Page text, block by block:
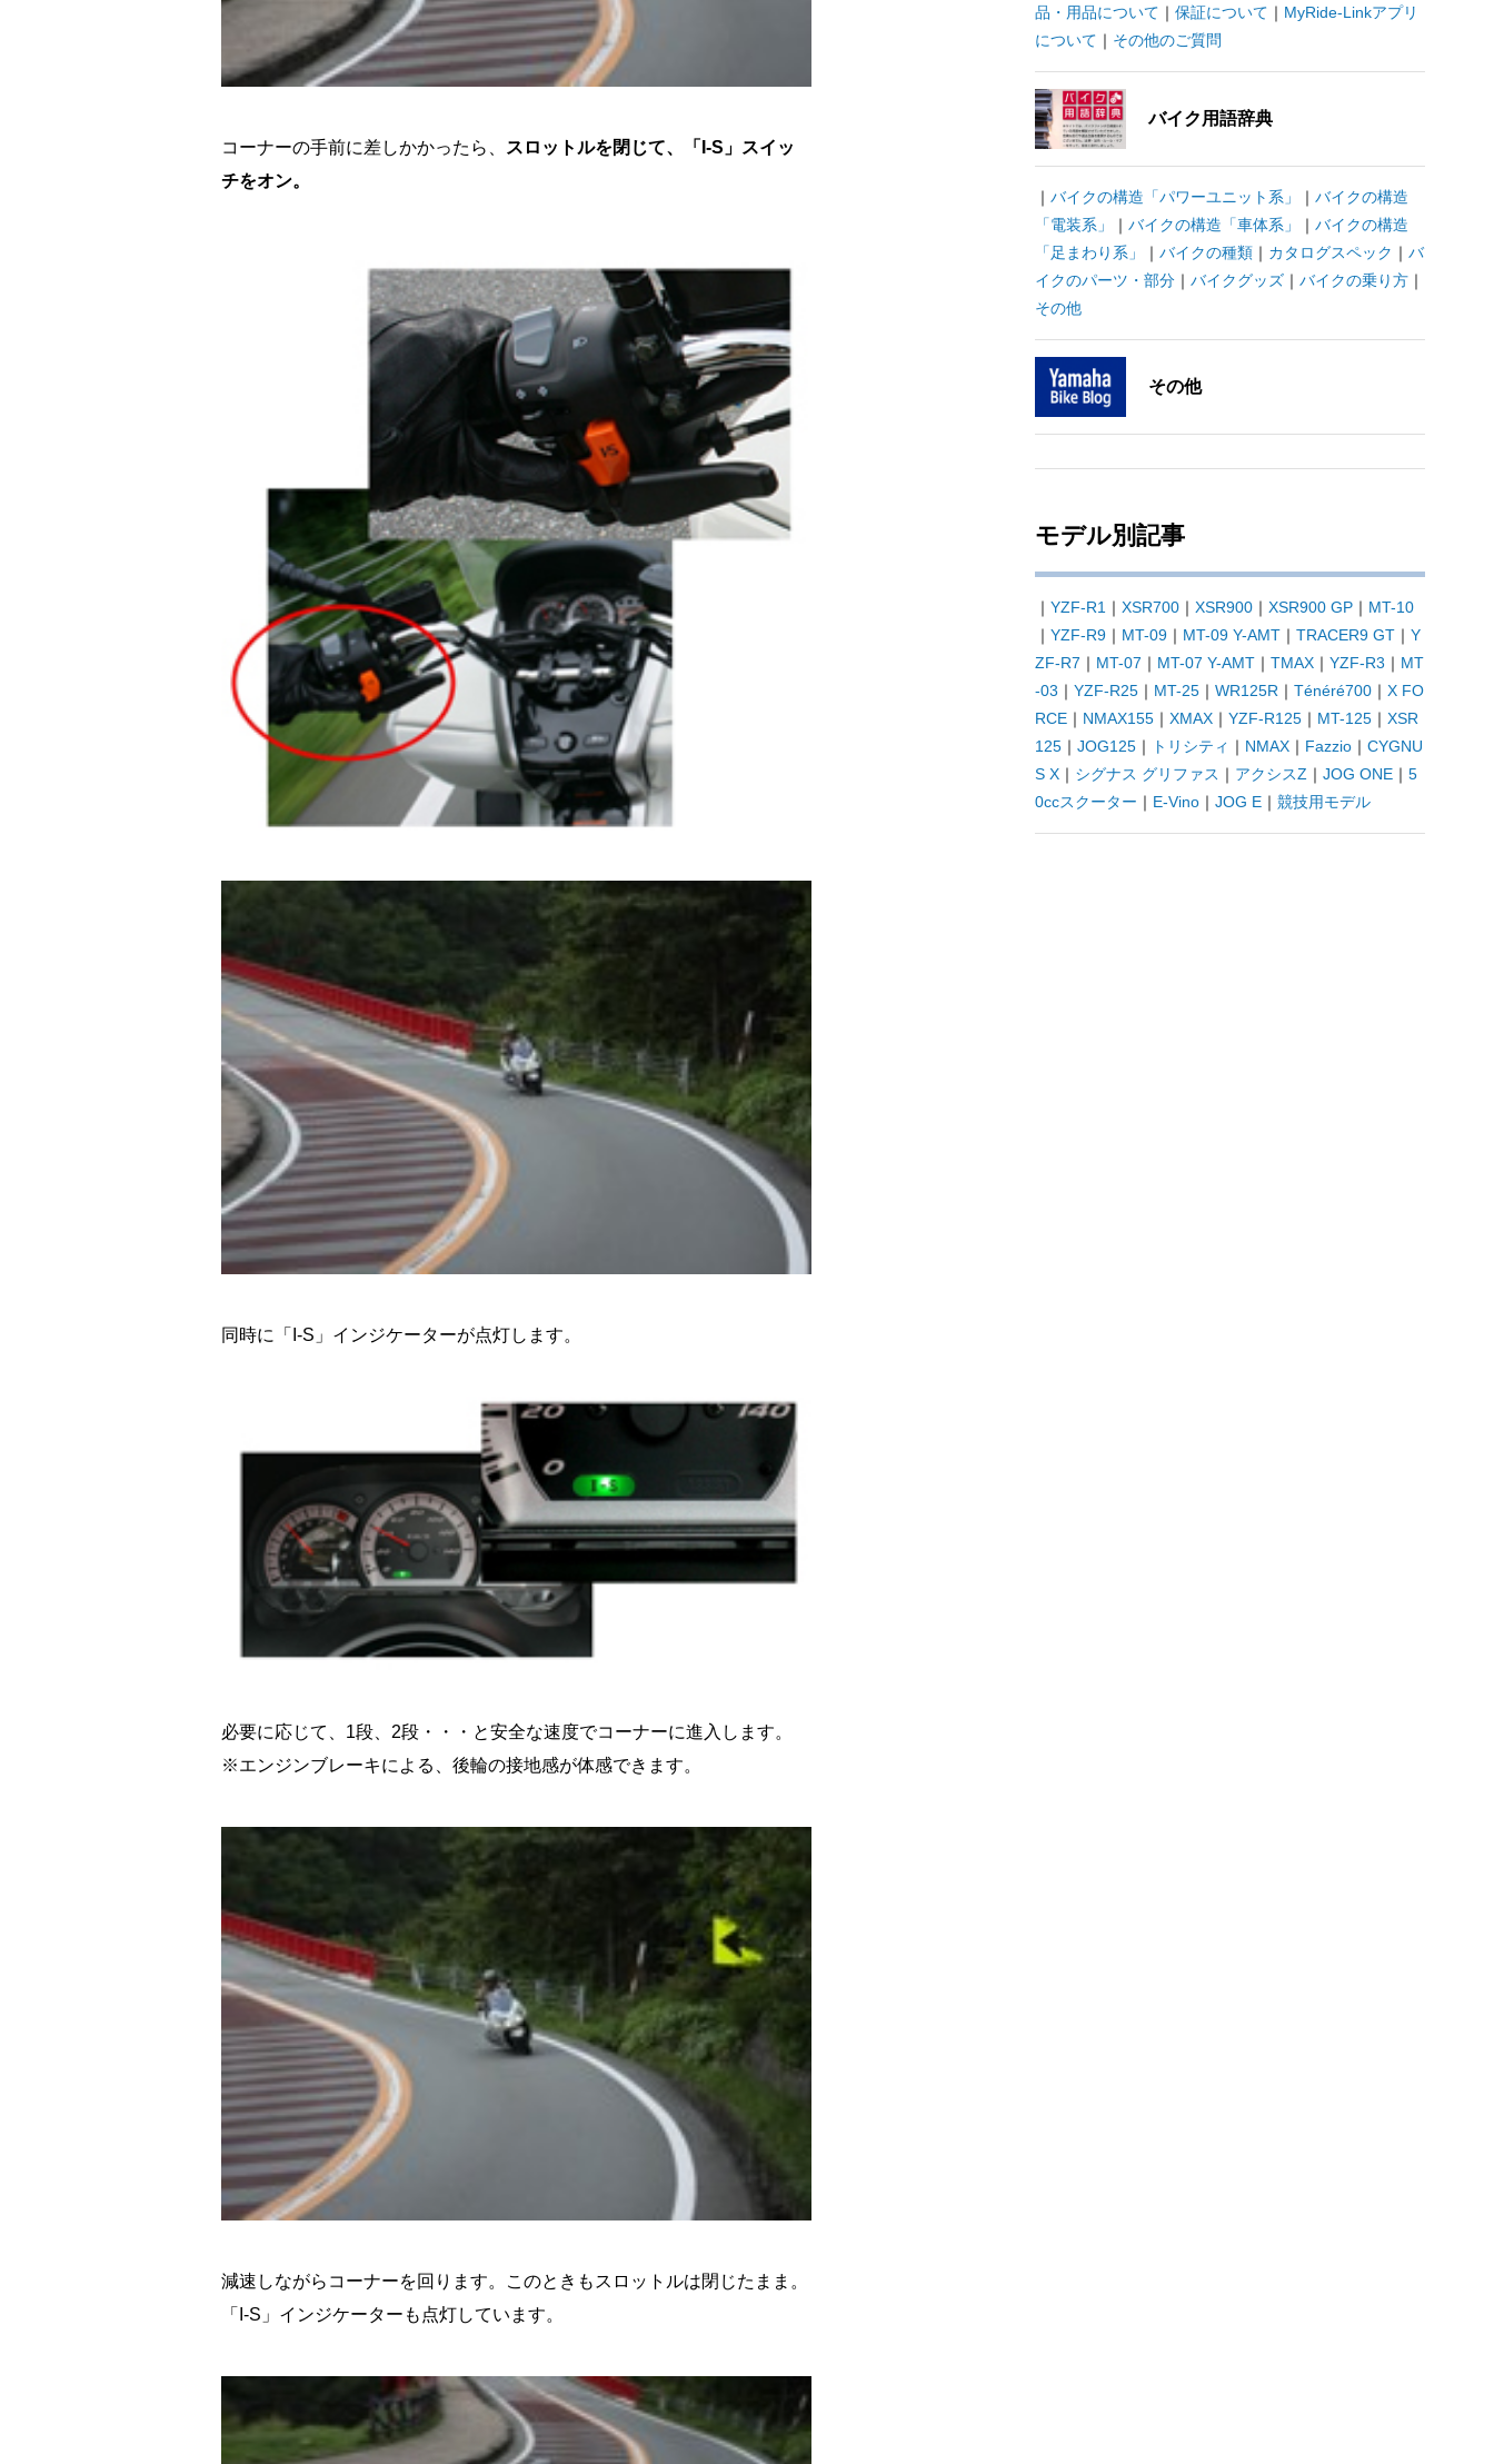
コーナーの手前に差しかかったら、
スロットルを閉じて、「I-S」スイッ
チをオン。
同時に「I-S」インジケーターが点灯します。
必要に応じて、1段、2段・・・と安全な速度でコーナーに進入します。
※エンジンブレーキによる、後輪の接地感が体感できます。
減速しながらコーナーを回ります。このときもスロットルは閉じたまま。
「I-S」インジケーターも点灯しています。
品・用品について ｜ 保証について ｜ MyRide-Linkアプリ
について ｜ その他のご質問
バイク用語辞典
｜ バイクの構造「パワーユニット系」 ｜ バイクの構造
「電装系」
｜ バイクの構造「車体系」 ｜ バイクの構造
「足まわり系」
｜ バイクの種類｜ カタログスペック ｜ バ
イクのパーツ・部分｜ バイクグッズ｜ バイクの乗り方｜
その他
その他
モデル別記事
｜ YZF-R1 ｜ XSR700｜ XSR900｜ XSR900 GP｜ MT-10
｜ YZF-R9｜ MT-09｜ MT-09 Y-AMT｜ TRACER9 GT｜ Y
ZF-R7 ｜ MT-07 ｜ MT-07 Y-AMT｜ TMAX｜ YZF-R3 ｜ MT
-03 ｜ YZF-R25｜ MT-25｜ WR125R ｜ Ténéré700｜ X FO
RCE｜ NMAX155｜ XMAX｜ YZF-R125｜ MT-125｜ XSR
125｜ JOG125｜ トリシティ ｜ NMAX｜ Fazzio｜ CYGNU
S X｜ シグナス グリファス ｜ アクシスZ ｜ JOG ONE｜ 5
0ccスクーター ｜ E-Vino｜ JOG E｜ 競技用モデル